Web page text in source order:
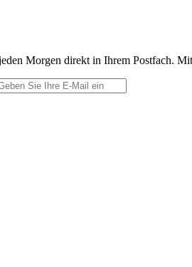
Morgen direkt in Ihrem Postfach.